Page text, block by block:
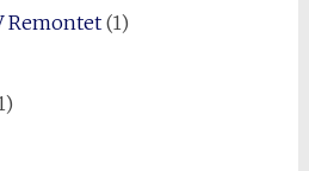
Remontet(1)